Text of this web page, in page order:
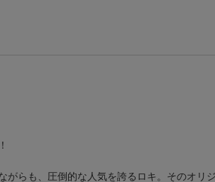
らも、圧倒的な人気を誇るロキ。そのオリ